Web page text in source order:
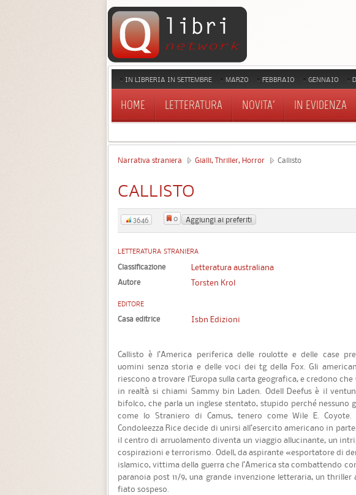
IN LIBRERIA IN SETTEMBRE MARZO FEBBRAIO GENNAIO
HOME LETTERATURA NOVITA' IN EVIDENZA
Narrativa straniera Gialli, Thriller, Horror Callisto
CALLISTO
3646 0 Aggiungi ai preferiti
LETTERATURA STRANIERA
Classificazione Letteratura australiana
Autore Torsten Krol
EDITORE
Casa editrice Isbn Edizioni
Callisto è l’America periferica delle roulotte e delle case
uomini senza storia e delle voci dei tg della Fox. Gli
riescono a trovare l’Europa sulla carta geografica, e credono che
in realtà si chiami Sammy bin Laden. Odell Deefus è il
bifolco, che parla un inglese stentato, stupido perché
come lo Straniero di Camus, tenero come Wile E. Coyote.
Condoleezza Rice decide di unirsi all’esercito americano in
il centro di arruolamento diventa un viaggio allucinante, un
cospirazioni e terrorismo. Odell, da aspirante «esportatore di
islamico, vittima della guerra che l’America sta combattendo
paranoia post 11/9, una grande invenzione letteraria, un
fiato sospeso.